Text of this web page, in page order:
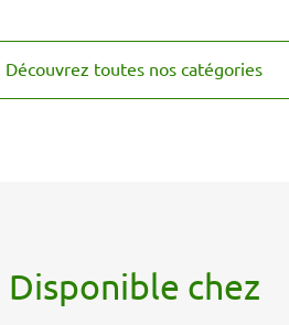
Découvrez toutes nos catégories
Disponible chez